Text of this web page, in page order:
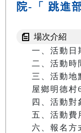
院-「 跳進
場次介紹
一、活動日
二、活動
三、活動地
屋鄉明德村
四、活動對
五、活動費
六、報名方